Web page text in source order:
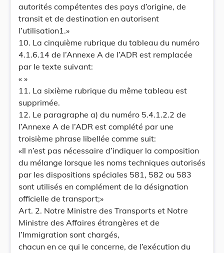
autorités compétentes des pays d’origine, de
transit et de destination en autorisent
l’utilisation1.»
10. La cinquième rubrique du tableau du numéro
4.1.6.14 de l’Annexe A de l’ADR est remplacée
par le texte suivant:
« »
11. La sixième rubrique du même tableau est
supprimée.
12. Le paragraphe a) du numéro 5.4.1.2.2 de
l’Annexe A de l’ADR est complété par une
troisième phrase libellée comme suit:
«Il n’est pas nécessaire d’indiquer la composition
du mélange lorsque les noms techniques autorisés
par les dispositions spéciales 581, 582 ou 583
sont utilisés en complément de la désignation
officielle de transport;»
Art. 2. Notre Ministre des Transports et Notre
Ministre des Affaires étrangères et de
l’Immigration sont chargés,
chacun en ce qui le concerne, de l’exécution du